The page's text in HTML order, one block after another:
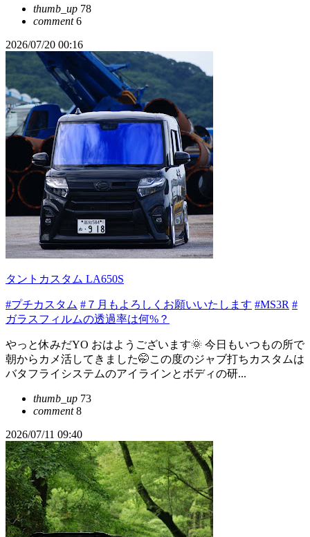
thumb_up 78
comment6
2026/07/20 00:16
タントカスタム LA650S
#プチカスタム #７月もよろしくお願いいたします #MS3R #
ガラスフィルムの透過率は何%？
やっと休みだYO おはようございます🌞 今日もいつもの所で
朝からカメ活してきました🤭この度のジャブ打ちカスタムは
バタフライシステムのアイラインとボディの研...
thumb_up 73
comment8
2026/07/11 09:40